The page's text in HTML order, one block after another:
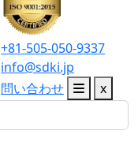
+81-505-050-9337
info@sdki.jp
問い合わせ
x